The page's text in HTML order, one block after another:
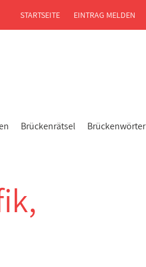
Brückenrätsel Brückenwörter
STARTSEITE EINTRAG MELDEN